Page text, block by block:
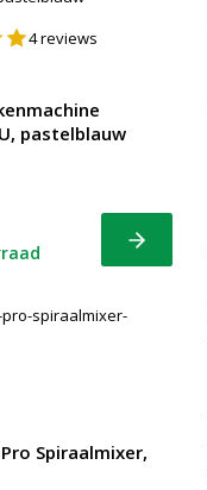
4reviews
pastelblauw
Bekijk
Spiraalmixer,